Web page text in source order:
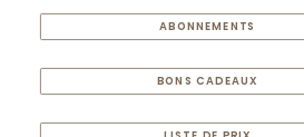
ABONNEMENTS
BONS CADEAUX